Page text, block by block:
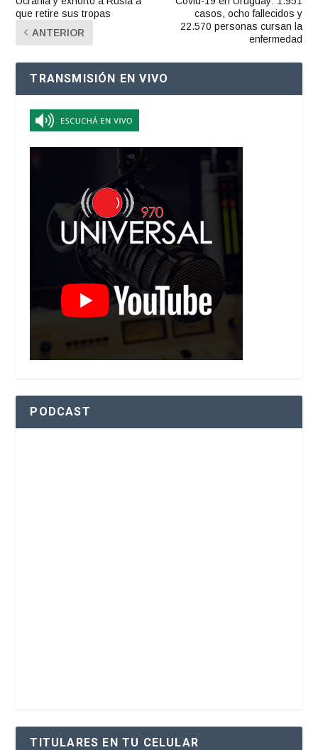
que retire sus tropas
ANTERIOR
casos, ocho fallecidos y
22.570 personas cursan la
enfermedad
TRANSMISIÓN EN VIVO
PODCAST
TITULARES EN TU CELULAR